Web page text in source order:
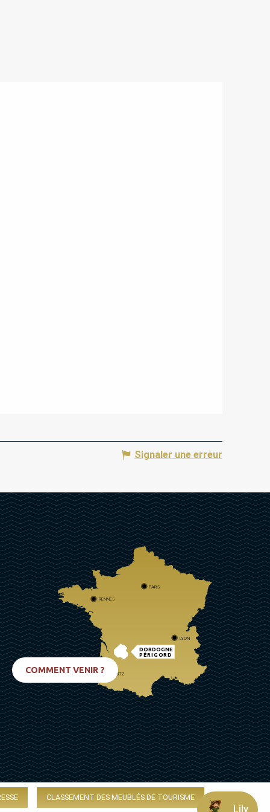
Signaler une erreur
DORDOGNE
PÉRIGORD
PARIS
RENNES
LYON
BIARRITZ
COMMENT VENIR ?
CLASSEMENT DES MEUBLÉS DE TOURISME
Lily